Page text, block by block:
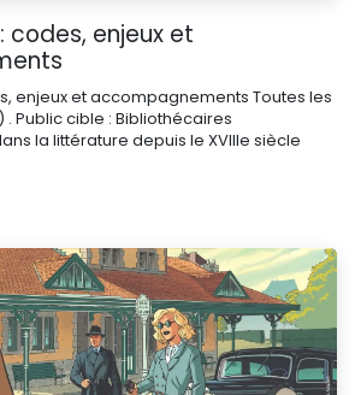
codes, enjeux et
enjeux et accompagnements Toutes les
Public cible : Bibliothécaires
la littérature depuis le XVIIIe siècle